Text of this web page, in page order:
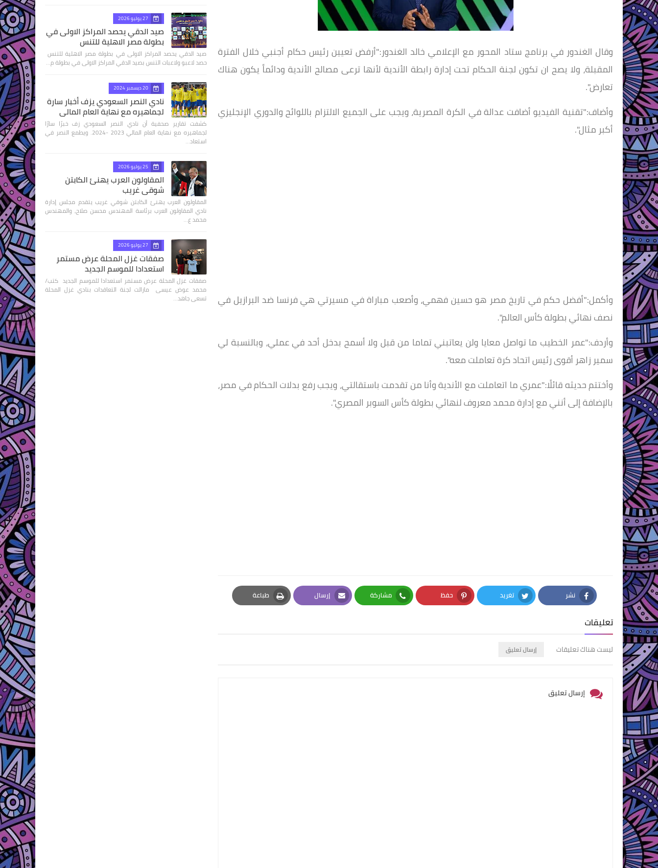
وقال الغندور في برنامج ستاد المحور مع الإعلامي خالد الغندور:"أرفض تعيين رئيس حكام أجنبي خلال الفترة
المقبلة، ولا يصح ان تكون لجنة الحكام تحت إدارة رابطة الأندية لأنها ترعى مصالح الأندية ودائماً يكون هناك
تعارض".
وأضاف:"تقنية الفيديو أضافت عدالة في الكرة المصرية، ويجب على الجميع الالتزام باللوائح والدوري الإنجليزي
أكبر مثال".
وأكمل:"أفضل حكم في تاريخ مصر هو حسين فهمي، وأصعب مباراة في مسيرتي هي فرنسا ضد البرازيل في
نصف نهائي بطولة كأس العالم".
وأردف:"عمر الخطيب ما تواصل معايا ولن يعاتبني تماما من قبل ولا أسمح بدخل أحد في عملي، وبالنسبة لي
سمير زاهر أقوى رئيس اتحاد كرة تعاملت معه".
وأختتم حديثه قائلًا:"عمري ما اتعاملت مع الأندية وأنا من تقدمت باستقالتي، ويجب رفع بدلات الحكام في مصر،
بالإضافة إلى أنني مع إدارة محمد معروف لنهائي بطولة كأس السوبر المصري".
نشر
Facebook
تغريد
Twitter
حفظ
Pinterest
مشاركة
Whatsapp
إرسال
Email
طباعة
Print
تعليقات
ليست هناك تعليقات إرسال تعليق
إرسال تعليق
27 يوليو 2026
صيد الدقي يحصد المراكز الاولى في
بطولة مصر الاهلية للتنس
صيد الدقي يحصد المراكز الاولى في بطولة مصر الاهلية للتنس
حصد لاعبو ولاعبات التنس بصيد الدقي المراكز الاولى في بطولة م…
20 ديسمبر 2024
نادي النصر السعودي يزف أخبار سارة
لجماهيره مع نهاية العام المالي
كشفت تقارير صحفية أن نادي النصر السعودي زف خبرًا سارًا
لجماهيره مع نهاية العام المالي 2023 -2024. ويطمع النصر في
استعاد…
25 يوليو 2026
المقاولون العرب يهنئ الكابتن
شوقي غريب
المقاولون العرب يهنئ الكابتن شوقي غريب يتقدم مجلس إدارة
نادي المقاولون العرب برئاسة المهندس محسن صلاح، والمهندس
محمد ع…
27 يوليو 2026
صفقات غزل المحلة عرض مستمر
استعدادا للموسم الجديد
صفقات غزل المحلة عرض مستمر استعدادا للموسم الجديد كتب/
محمد عوض عيسى مازالت لجنة التعاقدات بنادي غزل المحلة
تسعى جاهد…